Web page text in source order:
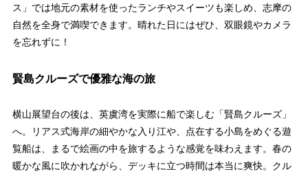
ス」では地元の素材を使ったランチやスイーツも楽しめ、志摩の
自然を全身で満喫できます。晴れた日にはぜひ、双眼鏡やカメラ
を忘れずに！
賢島クルーズで優雅な海の旅
横山展望台の後は、英虞湾を実際に船で楽しむ「賢島クルーズ」
へ。リアス式海岸の細やかな入り江や、点在する小島をめぐる遊
覧船は、まるで絵画の中を旅するような感覚を味わえます。春の
暖かな風に吹かれながら、デッキに立つ時間は本当に爽快。クル